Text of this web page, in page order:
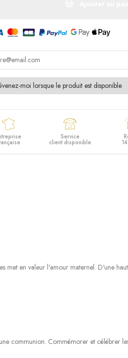
Service
client disponible
met en valeur l'amour maternel. D'une
communion. Commémorer et célébrer